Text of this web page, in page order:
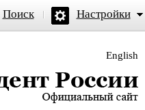
Поиск Настройки
English
официальный сайт